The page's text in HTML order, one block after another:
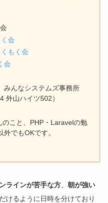
会
もく会
会
んなシステムズ事務所
外山ハイツ502）
こと、PHP・Laravelの勉
でもOKです。
ラインが苦手な方 、朝が強い
けるように日時を分けており